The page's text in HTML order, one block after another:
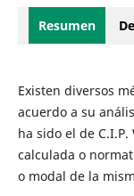
Resumen
Existen diversos
acuerdo a su
ha sido el de
calculada o
o modal de la